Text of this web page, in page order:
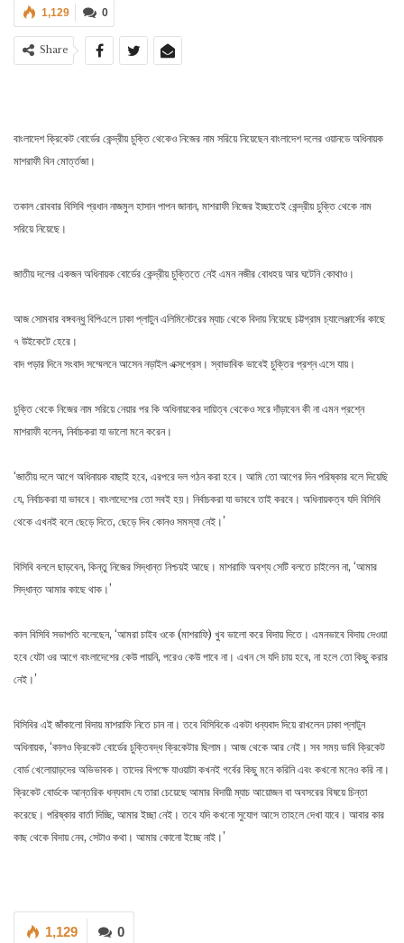
0
1,129
Share
বাংলাদেশ ক্রিকেট বোর্ডের কেন্দ্রীয় চুক্তি থেকেও নিজের নাম সরিয়ে নিয়েছেন বাংলাদেশ দলের ওয়ানডে অধিনায়ক
মাশরাফী বিন মোর্ত্তজা।
তকাল রোববার বিসিবি প্রধান নাজমুল হাসান পাপন জানান, মাশরাফী নিজের ইচ্ছাতেই কেন্দ্রীয় চুক্তি থেকে নাম
সরিয়ে নিয়েছে।
জাতীয় দলের একজন অধিনায়ক বোর্ডের কেন্দ্রীয় চুক্তিতে নেই এমন নজীর বোধহয় আর ঘটেনি কোথাও।
আজ সোমবার বঙ্গবন্ধু বিপিএলে ঢাকা প্লাটুন এলিমিনেটরের ম্যাচ থেকে বিদায় নিয়েছে চট্টগ্রাম চ্যালেঞ্জার্সের কাছে
৭ উইকেটে হেরে।
বাদ পড়ার দিনে সংবাদ সম্মেলনে আসেন নড়াইল এক্সপ্রেস। স্বাভাবিক ভাবেই চুক্তির প্রশ্ন এসে যায়।
চুক্তি থেকে নিজের নাম সরিয়ে নেয়ার পর কি অধিনায়কের দায়িত্ব থেকেও সরে দাঁড়াবেন কী না এমন প্রশ্নে
মাশরাফী বলেন, নির্বাচকরা যা ভালো মনে করেন।
‘জাতীয় দলে আগে অধিনায়ক বাছাই হবে, এরপরে দল গঠন করা হবে। আমি তো আগের দিন পরিষ্কার বলে দিয়েছি
যে, নির্বাচকরা যা ভাববে। বাংলাদেশের তো সবই হয়। নির্বাচকরা যা ভাববে তাই করবে। অধিনায়কত্ব যদি বিসিবি
থেকে এখনই বলে ছেড়ে দিতে, ছেড়ে দিব কোনও সমস্যা নেই।’
বিসিবি বললে ছাড়বেন, কিন্তু নিজের সিদ্ধান্ত নিশ্চয়ই আছে। মাশরাফি অবশ্য সেটি বলতে চাইলেন না, ‘আমার
সিদ্ধান্ত আমার কাছে থাক।’
কাল বিসিবি সভাপতি বলেছেন, ‘আমরা চাইব ওকে (মাশরাফি) খুব ভালো করে বিদায় দিতে। এমনভাবে বিদায় দেওয়া
হবে যেটা ওর আগে বাংলাদেশের কেউ পায়নি, পরেও কেউ পাবে না। এখন সে যদি চায় হবে, না হলে তো কিছু করার
নেই।’
বিসিবির এই জাঁকালো বিদায় মাশরাফি নিতে চান না। তবে বিসিবিকে একটা ধন্যবাদ দিয়ে রাখলেন ঢাকা প্লাটুন
অধিনায়ক, ‘কালও ক্রিকেট বোর্ডের চুক্তিবদ্ধ ক্রিকেটার ছিলাম। আজ থেকে আর নেই। সব সময় ভাবি ক্রিকেট
বোর্ড খেলোয়াড়দের অভিভাবক। তাদের বিপক্ষে যাওয়াটা কখনই গর্বের কিছু মনে করিনি এবং কখনো মনেও করি না।
ক্রিকেট বোর্ডকে আন্তরিক ধন্যবাদ যে তারা চেয়েছে আমার বিদায়ী ম্যাচ আয়োজন বা অবসরের বিষয়ে চিন্তা
করেছে। পরিষ্কার বার্তা দিচ্ছি, আমার ইচ্ছা নেই। তবে যদি কখনো সুযোগ আসে তাহলে দেখা যাবে। আবার কার
কাছ থেকে বিদায় নেব, সেটাও কথা। আমার কোনো ইচ্ছে নাই।’
0
1,129